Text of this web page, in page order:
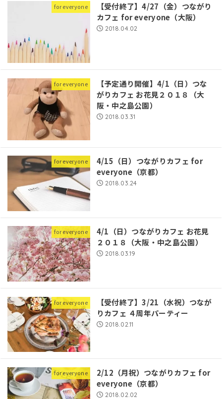
for everyone
【受付終了】4/27（金）つながり
カフェ for everyone（大阪）
2018.04.02
for everyone
【予定通り開催】4/1（日）つな
がりカフェ お花見２０１８（大
阪・中之島公園）
2018.03.31
for everyone
4/15（日）つながりカフェ for
everyone（京都）
2018.03.24
for everyone
4/1（日）つながりカフェ お花見
２０１８（大阪・中之島公園）
2018.03.19
for everyone
【受付終了】3/21（水祝）つなが
りカフェ ４周年パーティー
2018.02.11
for everyone
2/12（月祝）つながりカフェ for
everyone（京都）
2018.02.02